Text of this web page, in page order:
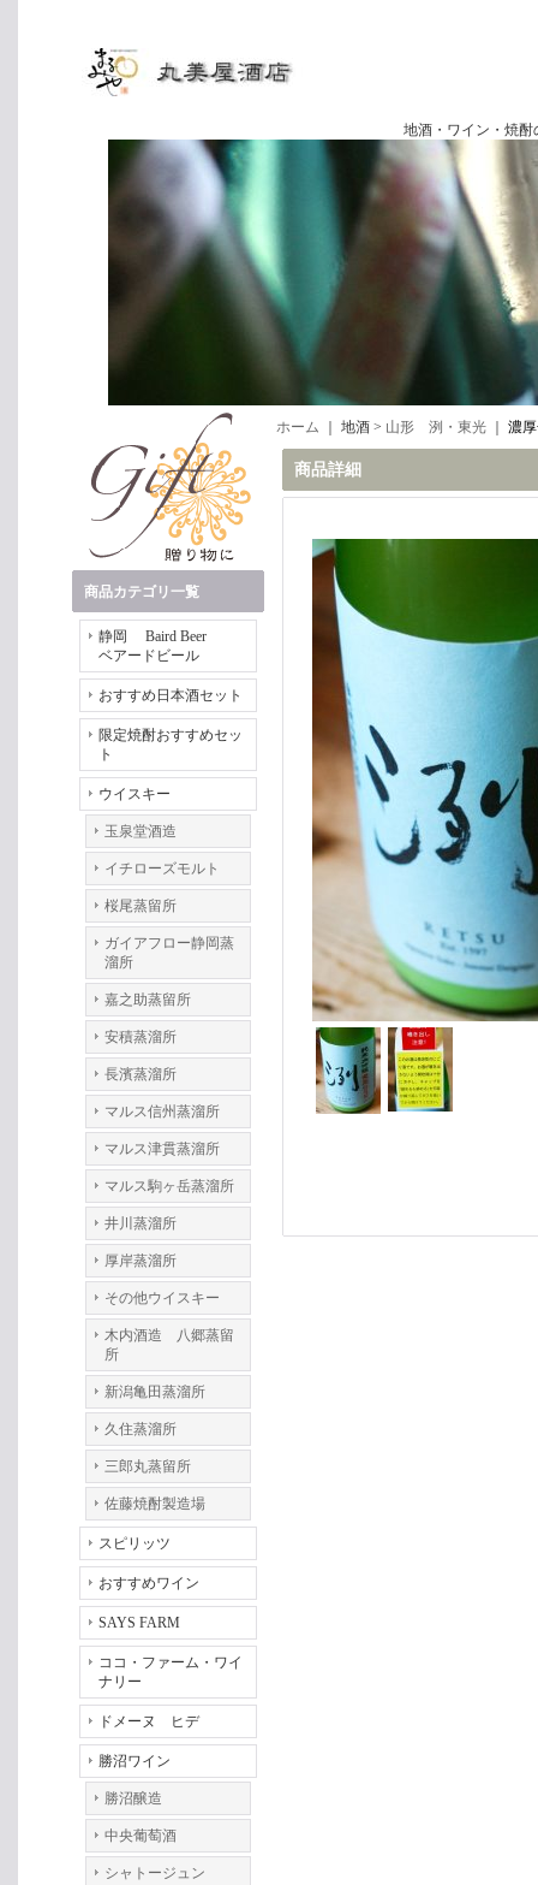
地酒・ワイン・焼酎の専門店
商品カテゴリ一覧
静岡 Baird Beer
ベアードビール
おすすめ日本酒セット
限定焼酎おすすめセッ
ト
ウイスキー
玉泉堂酒造
イチローズモルト
桜尾蒸留所
ガイアフロー静岡蒸
溜所
嘉之助蒸留所
安積蒸溜所
長濱蒸溜所
マルス信州蒸溜所
マルス津貫蒸溜所
マルス駒ヶ岳蒸溜所
井川蒸溜所
厚岸蒸溜所
その他ウイスキー
木内酒造 八郷蒸留
所
新潟亀田蒸溜所
久住蒸溜所
三郎丸蒸留所
佐藤焼酎製造場
スピリッツ
おすすめワイン
SAYS FARM
ココ・ファーム・ワイ
ナリー
ドメーヌ ヒデ
勝沼ワイン
勝沼醸造
中央葡萄酒
シャトージュン
ホーム ｜ 地酒 > 山形 洌・東光 濃
商品詳細